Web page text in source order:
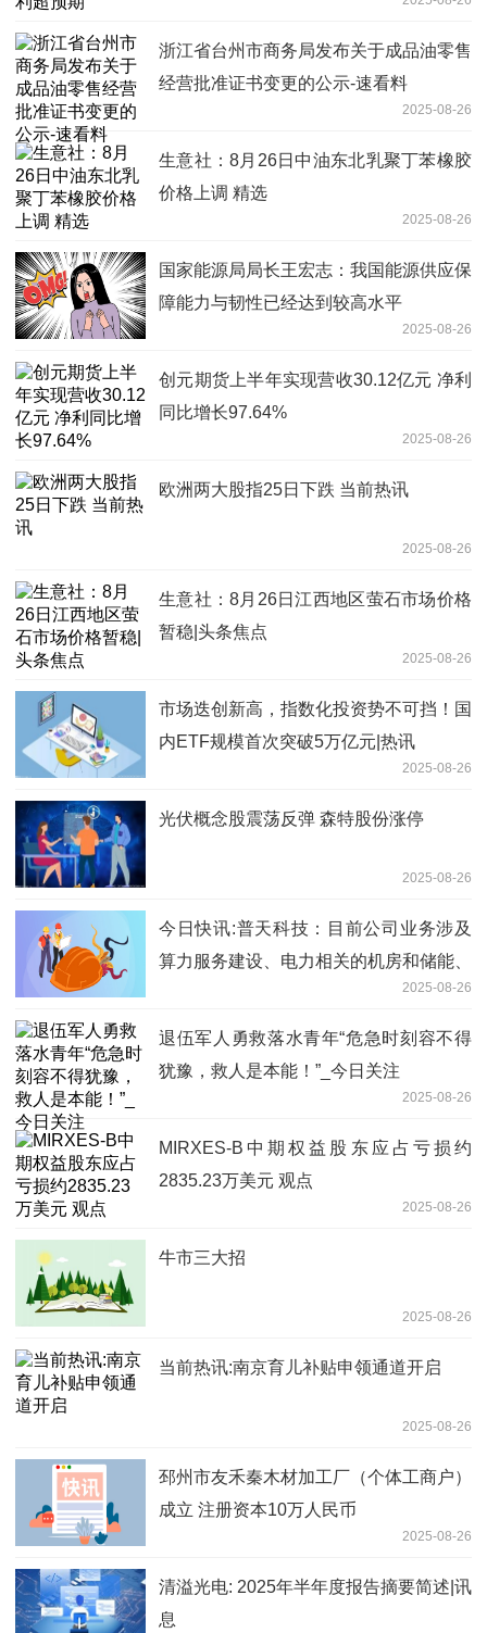
浙江省台州市商务局发布关于成品油零售
经营批准证书变更的公示-速看料
2025-08-26
生意社：8月26日中油东北乳聚丁苯橡胶
价格上调 精选
2025-08-26
国家能源局局长王宏志：我国能源供应保
障能力与韧性已经达到较高水平
2025-08-26
创元期货上半年实现营收30.12亿元 净利
同比增长97.64%
2025-08-26
欧洲两大股指25日下跌 当前热讯
2025-08-26
生意社：8月26日江西地区萤石市场价格
暂稳|头条焦点
2025-08-26
市场迭创新高，指数化投资势不可挡！国
内ETF规模首次突破5万亿元|热讯
2025-08-26
光伏概念股震荡反弹 森特股份涨停
2025-08-26
今日快讯:普天科技：目前公司业务涉及
算力服务建设、电力相关的机房和储能、
2025-08-26
退伍军人勇救落水青年“危急时刻容不得
犹豫，救人是本能！”_今日关注
2025-08-26
MIRXES-B中期权益股东应占亏损约
2835.23万美元 观点
2025-08-26
牛市三大招
2025-08-26
当前热讯:南京育儿补贴申领通道开启
2025-08-26
邳州市友禾秦木材加工厂（个体工商户）
成立 注册资本10万人民币
2025-08-26
清溢光电: 2025年半年度报告摘要简述|讯
息